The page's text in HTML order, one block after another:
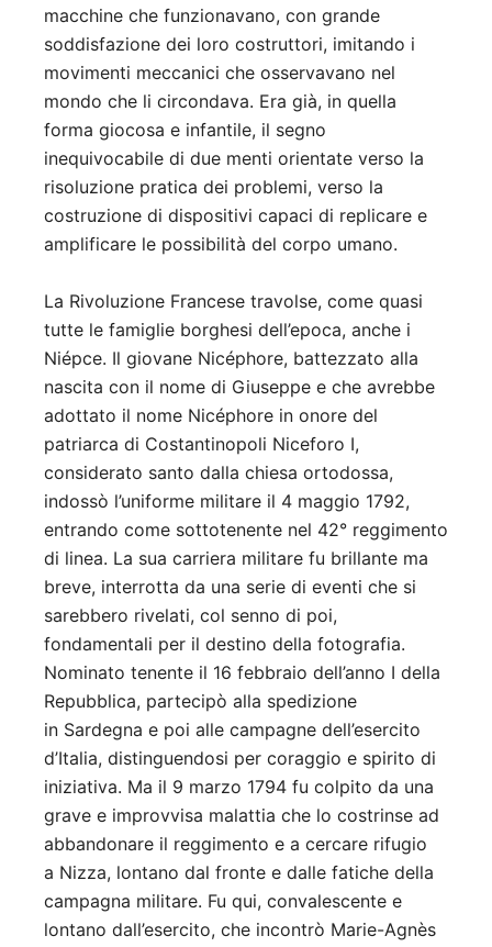
macchine che funzionavano, con grande
soddisfazione dei loro costruttori, imitando i
movimenti meccanici che osservavano nel
mondo che li circondava. Era già, in quella
forma giocosa e infantile, il segno
inequivocabile di due menti orientate verso la
risoluzione pratica dei problemi, verso la
costruzione di dispositivi capaci di replicare e
amplificare le possibilità del corpo umano.
La Rivoluzione Francese travolse, come quasi
tutte le famiglie borghesi dell’epoca, anche i
Niépce. Il giovane Nicéphore, battezzato alla
nascita con il nome di Giuseppe e che avrebbe
adottato il nome Nicéphore in onore del
patriarca di Costantinopoli Niceforo I,
considerato santo dalla chiesa ortodossa,
indossò l’uniforme militare il 4 maggio 1792,
entrando come sottotenente nel 42° reggimento
di linea. La sua carriera militare fu brillante ma
breve, interrotta da una serie di eventi che si
sarebbero rivelati, col senno di poi,
fondamentali per il destino della fotografia.
Nominato tenente il 16 febbraio dell’anno I della
Repubblica, partecipò alla spedizione
in Sardegna e poi alle campagne dell’esercito
d’Italia, distinguendosi per coraggio e spirito di
iniziativa. Ma il 9 marzo 1794 fu colpito da una
grave e improvvisa malattia che lo costrinse ad
abbandonare il reggimento e a cercare rifugio
a Nizza, lontano dal fronte e dalle fatiche della
campagna militare. Fu qui, convalescente e
lontano dall’esercito, che incontrò Marie-Agnès